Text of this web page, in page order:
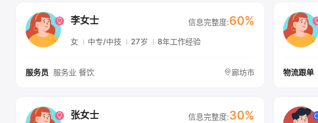
李女士 信息完整度:60%
女 中专/中技 27岁 8年工作经验
服务员 服务业 餐饮 廊坊市 物流跟单
张女士 信息完整度:30%